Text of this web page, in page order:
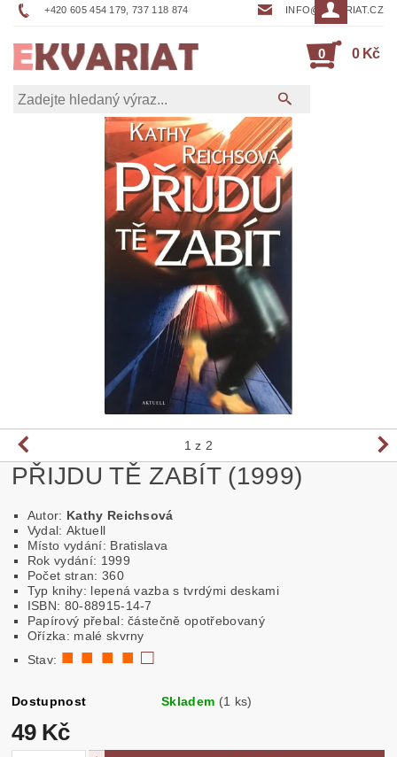
+420 605 454 179, 737 118 874 INFO@EKVARIAT.CZ
0 0 Kč
1 z 2
PŘIJDU TĚ ZABÍT (1999)
Autor: Kathy Reichsová
Vydal: Aktuell
Místo vydání: Bratislava
Rok vydání: 1999
Počet stran: 360
Typ knihy: lepená vazba s tvrdými deskami
ISBN: 80-88915-14-7
Papírový přebal: částečně opotřebovaný
Ořízka: malé skvrny
Stav: ■ ■ ■ ■ □
Dostupnost Skladem (1 ks)
49 Kč